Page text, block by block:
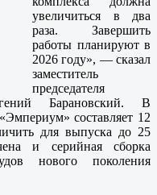
увеличиться в два
раза. Завершить
работы планируют в
2026 году», — сказал
заместитель
председателя
Барановский. В
составляет 12
для выпуска до 25
и серийная сборка
нового поколения